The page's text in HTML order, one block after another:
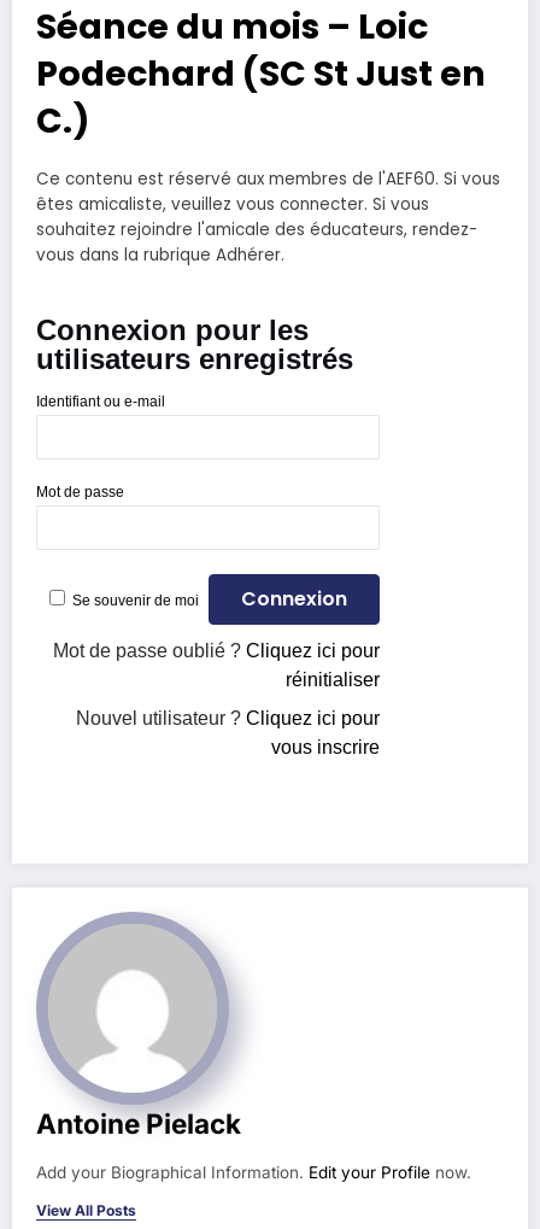
Séance du mois – Loic
Podechard (SC St Just en
C.)
Ce contenu est réservé aux membres de l'AEF60. Si vous
êtes amicaliste, veuillez vous connecter. Si vous
souhaitez rejoindre l'amicale des éducateurs, rendez-
vous dans la rubrique Adhérer.
Connexion pour les
utilisateurs enregistrés
Identifiant ou e-mail
Mot de passe
Se souvenir de moi
Mot de passe oublié ?Cliquez ici pour
réinitialiser
Nouvel utilisateur ?Cliquez ici pour
vous inscrire
Antoine Pielack
Add your Biographical Information. Edit your Profile now.
View All Posts